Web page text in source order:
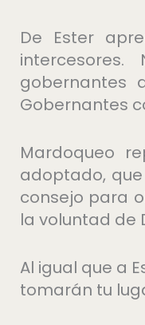
De Ester
gobernantes
Gobernantes
Mardoqueo
adoptado,
consejo para
la voluntad de
Al igual que a
tomarán tu